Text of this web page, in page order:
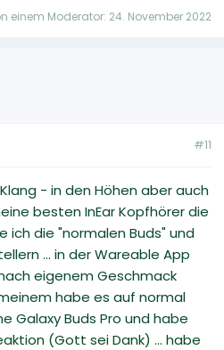
einem Moderator: 24. November 2022
#11
- in den Höhen aber auch
besten InEar Kopfhörer die
ich die "normalen Buds" und
... in der Wareable App
eigenem Geschmack
habe es auf normal
Galaxy Buds Pro und habe
(Gott sei Dank) ... habe